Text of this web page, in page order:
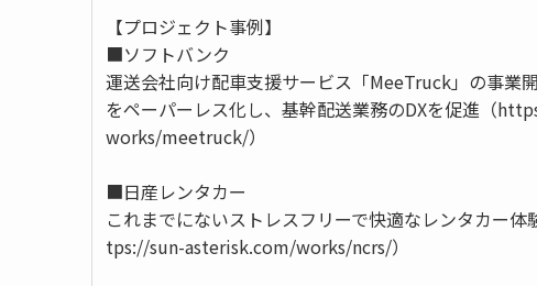
【プロジェクト事例】
■ソフトバンク
運送会社向け配車支援サービス「MeeTruck」の事業
をペーパーレス化し、基幹配送業務のDXを促進（
works/meetruck/）
■日産レンタカー
これまでにないストレスフリーで快適なレンタカー
tps://sun-asterisk.com/works/ncrs/）